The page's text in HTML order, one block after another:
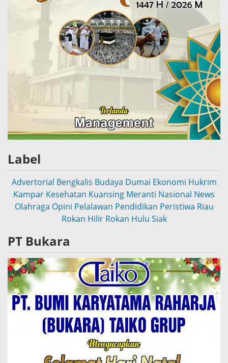
Label
Advertorial Bengkalis Budaya Dumai Ekonomi Hukrim
Kampar Kesehatan Kuansing Meranti Nasional News
Olahraga Opini Pelalawan Pendidikan Peristiwa Riau
Rokan Hilir Rokan Hulu Siak
PT Bukara